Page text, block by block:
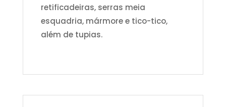
retificadeiras, serras meia
esquadria, mármore e tico-tico,
além de tupias.